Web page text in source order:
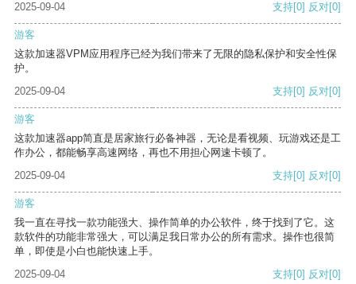
2025-09-04
支持[0] 反对[0]
游客
这款加速器VPM应用程序已经为我们带来了无限的隐私保护和安全性保
护。
2025-09-04
支持[0] 反对[0]
游客
这款加速器app简直是居家旅行必备神器，无论是看视频、玩游戏还是工
作办公，都能畅享高速网络，再也不用担心网速卡顿了。
2025-09-04
支持[0] 反对[0]
游客
我一直在寻找一款功能强大、操作简单的办公软件，终于找到了它。这
款软件的功能非常强大，可以满足我日常办公的所有需求。操作也很简
单，即使是小白也能快速上手。
2025-09-04
支持[0] 反对[0]